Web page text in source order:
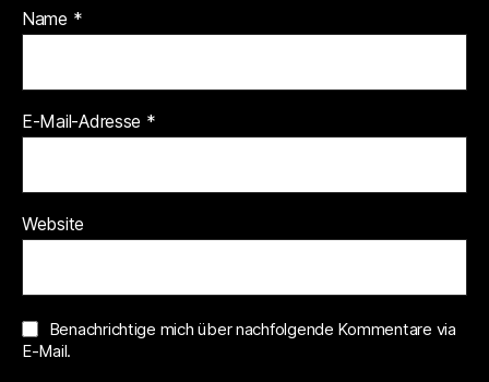
Name *
E-Mail-Adresse *
Website
Benachrichtige mich über nachfolgende Kommentare via
E-Mail.